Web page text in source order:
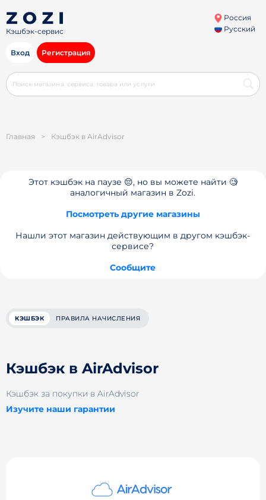
Кэшбэк-сервис
Россия
Русский
Вход Регистрация
Главная > Кэшбэк в AirAdvisor
Этот кэшбэк на паузе 😔, но вы можете найти 🧐
аналогичный магазин в Zozi.
Посмотреть другие магазины
Нашли этот магазин действующим в другом кэшбэк-
сервисе?
Сообщите
КЭШБЭК ПРАВИЛА НАЧИСЛЕНИЯ
Кэшбэк в AirAdvisor
Кэшбэк за покупки в AirAdvisor
Изучите наши гарантии